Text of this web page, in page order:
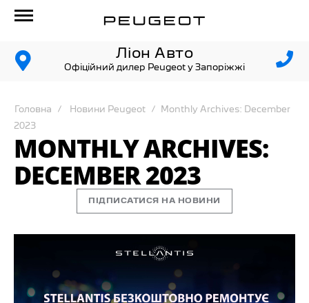
Ліон Авто
Офіційний дилер Peugeot у Запоріжжі
Головна Новини Peugeot Monthly Archives: December
2023
MONTHLY ARCHIVES:
DECEMBER 2023
ПІДПИСАТИСЯ НА НОВИНИ